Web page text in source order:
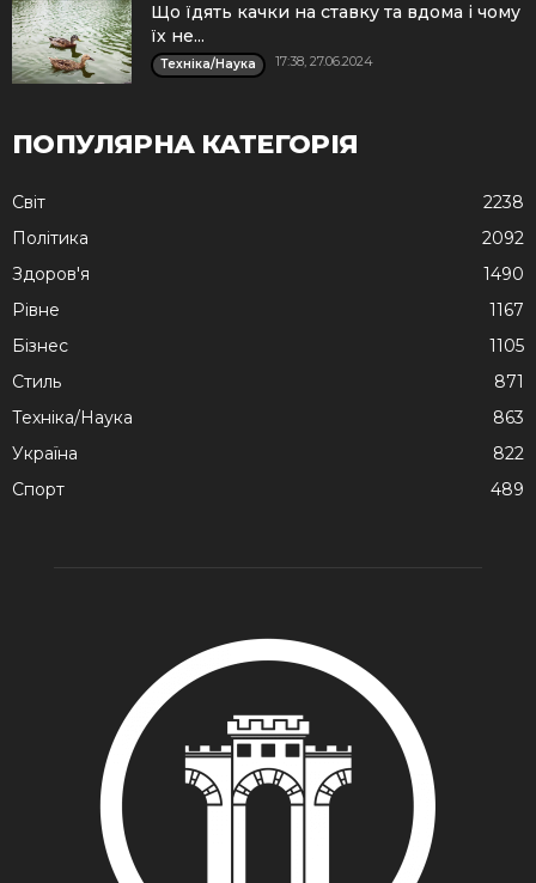
Що їдять качки на ставку та вдома і чому
їх не...
Техніка/Наука 17:38, 27.06.2024
ПОПУЛЯРНА КАТЕГОРІЯ
Cвіт
2238
Політика
2092
Здоров'я
1490
Рівне
1167
Бізнес
1105
Стиль
871
Техніка/Наука
863
Україна
822
Спорт
489